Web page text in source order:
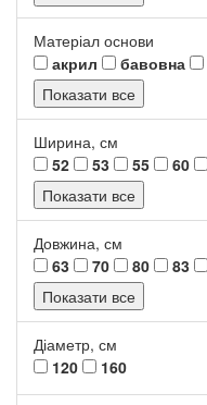
Матеріал основи
акрил
бавовна
Показати все
Ширина, см
52
53 55 60
Показати все
Довжина, см
63
70 80 83
Показати все
Діаметр, см
120
160